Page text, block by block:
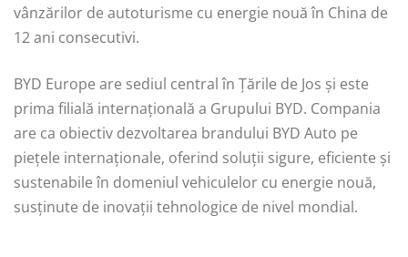
vânzărilor de autoturisme cu energie nouă în China de
12 ani consecutivi.
BYD Europe are sediul central în Țările de Jos și este
prima filială internațională a Grupului BYD. Compania
are ca obiectiv dezvoltarea brandului BYD Auto pe
piețele internaționale, oferind soluții sigure, eficiente și
sustenabile în domeniul vehiculelor cu energie nouă,
susținute de inovații tehnologice de nivel mondial.